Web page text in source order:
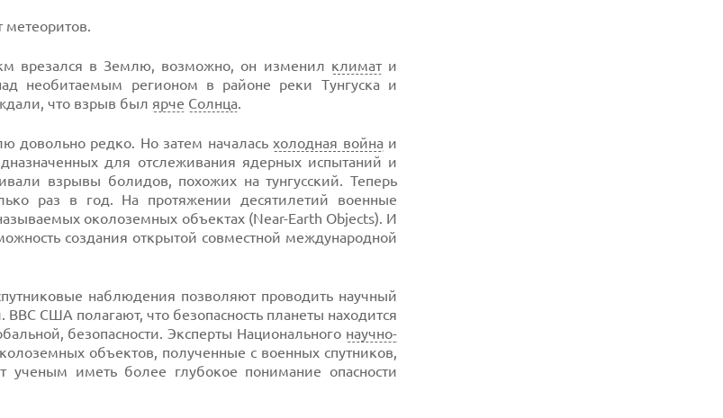
метеоритов.
врезался в Землю, возможно, он изменил климати
необитаемым регионом в районе реки Тунгуска и
что взрыв был ярче Солнца.
довольно редко. Но затем началасьхолодная войнаи
для отслеживания ядерных испытаний и
взрывы болидов, похожих на тунгусский. Теперь
раз в год. На протяжении десятилетий военные
околоземных объектах (Near-Earth Objects). И
создания открытой совместной международной
наблюдения позволяют проводить научный
США полагают, что безопасность планеты находится
безопасности. Эксперты Национального научно-
объектов, полученные с военных спутников,
ученым иметь более глубокое понимание опасности